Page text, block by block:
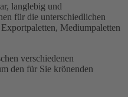
langlebig und
für die unterschiedlichen
Mediumpaletten
verschiedenen
den für Sie krönenden